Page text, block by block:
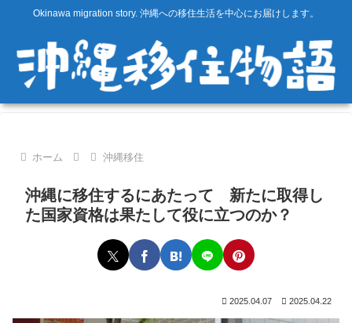
Okinawa migration story. 沖縄への移住生活を中心にお届けします。
ホーム 沖縄移住
沖縄に移住するにあたって 新たに取得し
た国家資格は果たして役に立つのか？
2025.04.07 2025.04.22